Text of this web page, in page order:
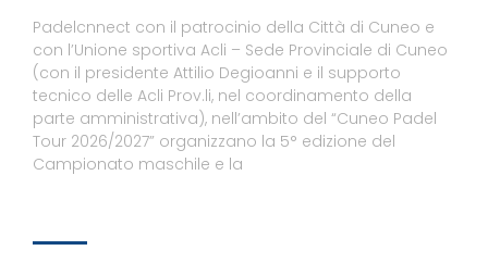
Padelcnnect con il patrocinio della Città di Cuneo e
con l’Unione sportiva Acli – Sede Provinciale di Cuneo
(con il presidente Attilio Degioanni e il supporto
tecnico delle Acli Prov.li, nel coordinamento della
parte amministrativa), nell’ambito del “Cuneo Padel
Tour 2026/2027” organizzano la 5° edizione del
Campionato maschile e la